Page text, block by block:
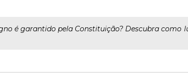
é garantido pela Constituição? Descubra como